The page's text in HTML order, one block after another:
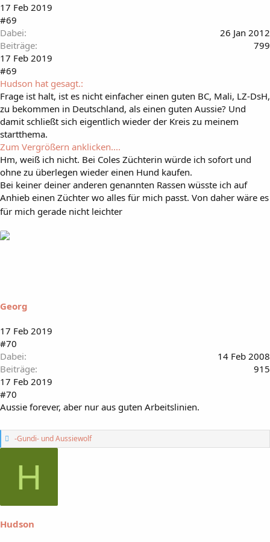
17 Feb 2019
#69
Dabei
26 Jan 2012
Beiträge
799
17 Feb 2019
#69
Hudson hat gesagt.:
Frage ist halt, ist es nicht einfacher einen guten BC, Mali, LZ-DsH,
zu bekommen in Deutschland, als einen guten Aussie? Und
damit schließt sich eigentlich wieder der Kreis zu meinem
startthema.
Zum Vergrößern anklicken....
Hm, weiß ich nicht. Bei Coles Züchterin würde ich sofort und
ohne zu überlegen wieder einen Hund kaufen.
Bei keiner deiner anderen genannten Rassen wüsste ich auf
Anhieb einen Züchter wo alles für mich passt. Von daher wäre es
für mich gerade nicht leichter
Georg
17 Feb 2019
#70
Dabei
14 Feb 2008
Beiträge
915
17 Feb 2019
#70
Aussie forever, aber nur aus guten Arbeitslinien.
G
e
m
r
-Gundi-undAussiewolf
H
Hudson